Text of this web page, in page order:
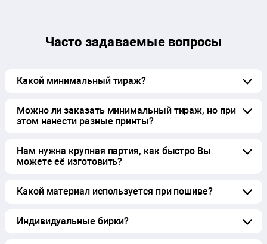
Часто задаваемые вопросы
Какой минимальный тираж?
Можно ли заказать минимальный тираж, но при
этом нанести разные принты?
Нам нужна крупная партия, как быстро Вы
можете её изготовить?
Какой материал используется при пошиве?
Индивидуальные бирки?